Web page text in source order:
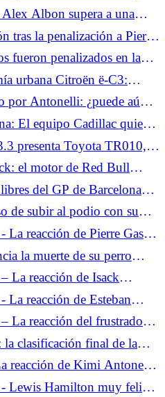
Albon supera a una
fin de semana
tras la penalización a Pierre
fueron penalizados en la
urbana Citroën ë-C3:
A la espera del 2CV
urbana ë-C3
entrada a... Prueba
de 2026
por Antonelli: ¿puede aún
El equipo Cadillac quiere
fin de semana
presenta Toyota TR010,
y las 24 Horas de Le
el motor de Red Bull
potente
del GP de Barcelona
pilotos jóvenes.
de subir al podio con su
La reacción de Pierre Gasly
anda mal"
la muerte de su perro
La reacción de Isack
“Hice una
La reacción de Esteban
"Tres vueltas para
cortas"
La reacción del frustrado
“Nunca me
la clasificación final de la
a lo grande, Isack Hadjar en
reacción de Kimi Antonelli
el abandono de Russell
- Lewis Hamilton muy feliz